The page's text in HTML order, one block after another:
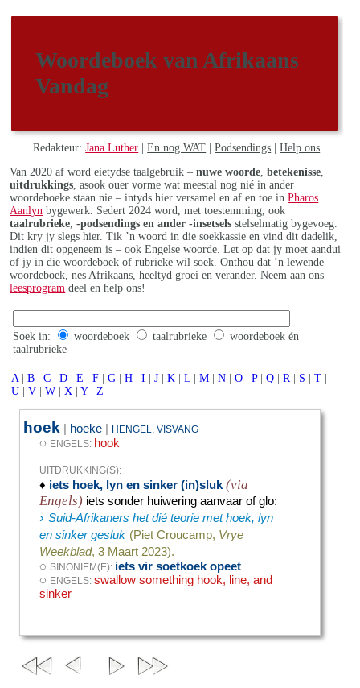
Woordeboek van Afrikaans
Vandag
Redakteur:Jana Luther |En nog WAT |Podsendings |Help ons
Van 2020 af word eietydse taalgebruik –nuwe woorde ,betekenisse
uitdrukkings , asook ouer vorme wat meestal nog nié in ander
woordeboeke staan nie – intyds hier versamel en af en toe inPharos
Aanlyn bygewerk. Sedert 2024 word, met toestemming, ook
taalrubrieke ,-podsendings en ander -insetsels stelselmatig bygevoeg.
Dit kry jy slegs hier. Tik ’n woord in die soekkassie en vind dit dadelik,
indien dit opgeneem is – ook Engelse woorde. Let op dat jy moet aandui
of jy in die woordeboek of rubrieke wil soek. Onthou dat ’n lewende
woordeboek, nes Afrikaans, heeltyd groei en verander. Neem aan ons
leesprogram deel en help ons!
Soek in: woordeboek taalrubrieke
woordeboek én
taalrubrieke
A | B | C | D | E | F | G | H | I | J | K | L | M | N | O | P | Q | R | S | T |
U | V | W | X | Y | Z
hoek | hoeke | HENGEL, VISVANG
◌ ENGELS: hook
UITDRUKKING(S):
♦ iets hoek, lyn en sinker (in)sluk(via
Engels) iets sonder huiwering aanvaar of glo:
› Suid-Afrikaners het dié teorie met hoek, lyn
en sinker gesluk (Piet Croucamp, Vrye
Weekblad, 3 Maart 2023).
◌SINONIEM(E): iets vir soetkoek opeet
◌ ENGELS:swallow something hook, line, and
sinker